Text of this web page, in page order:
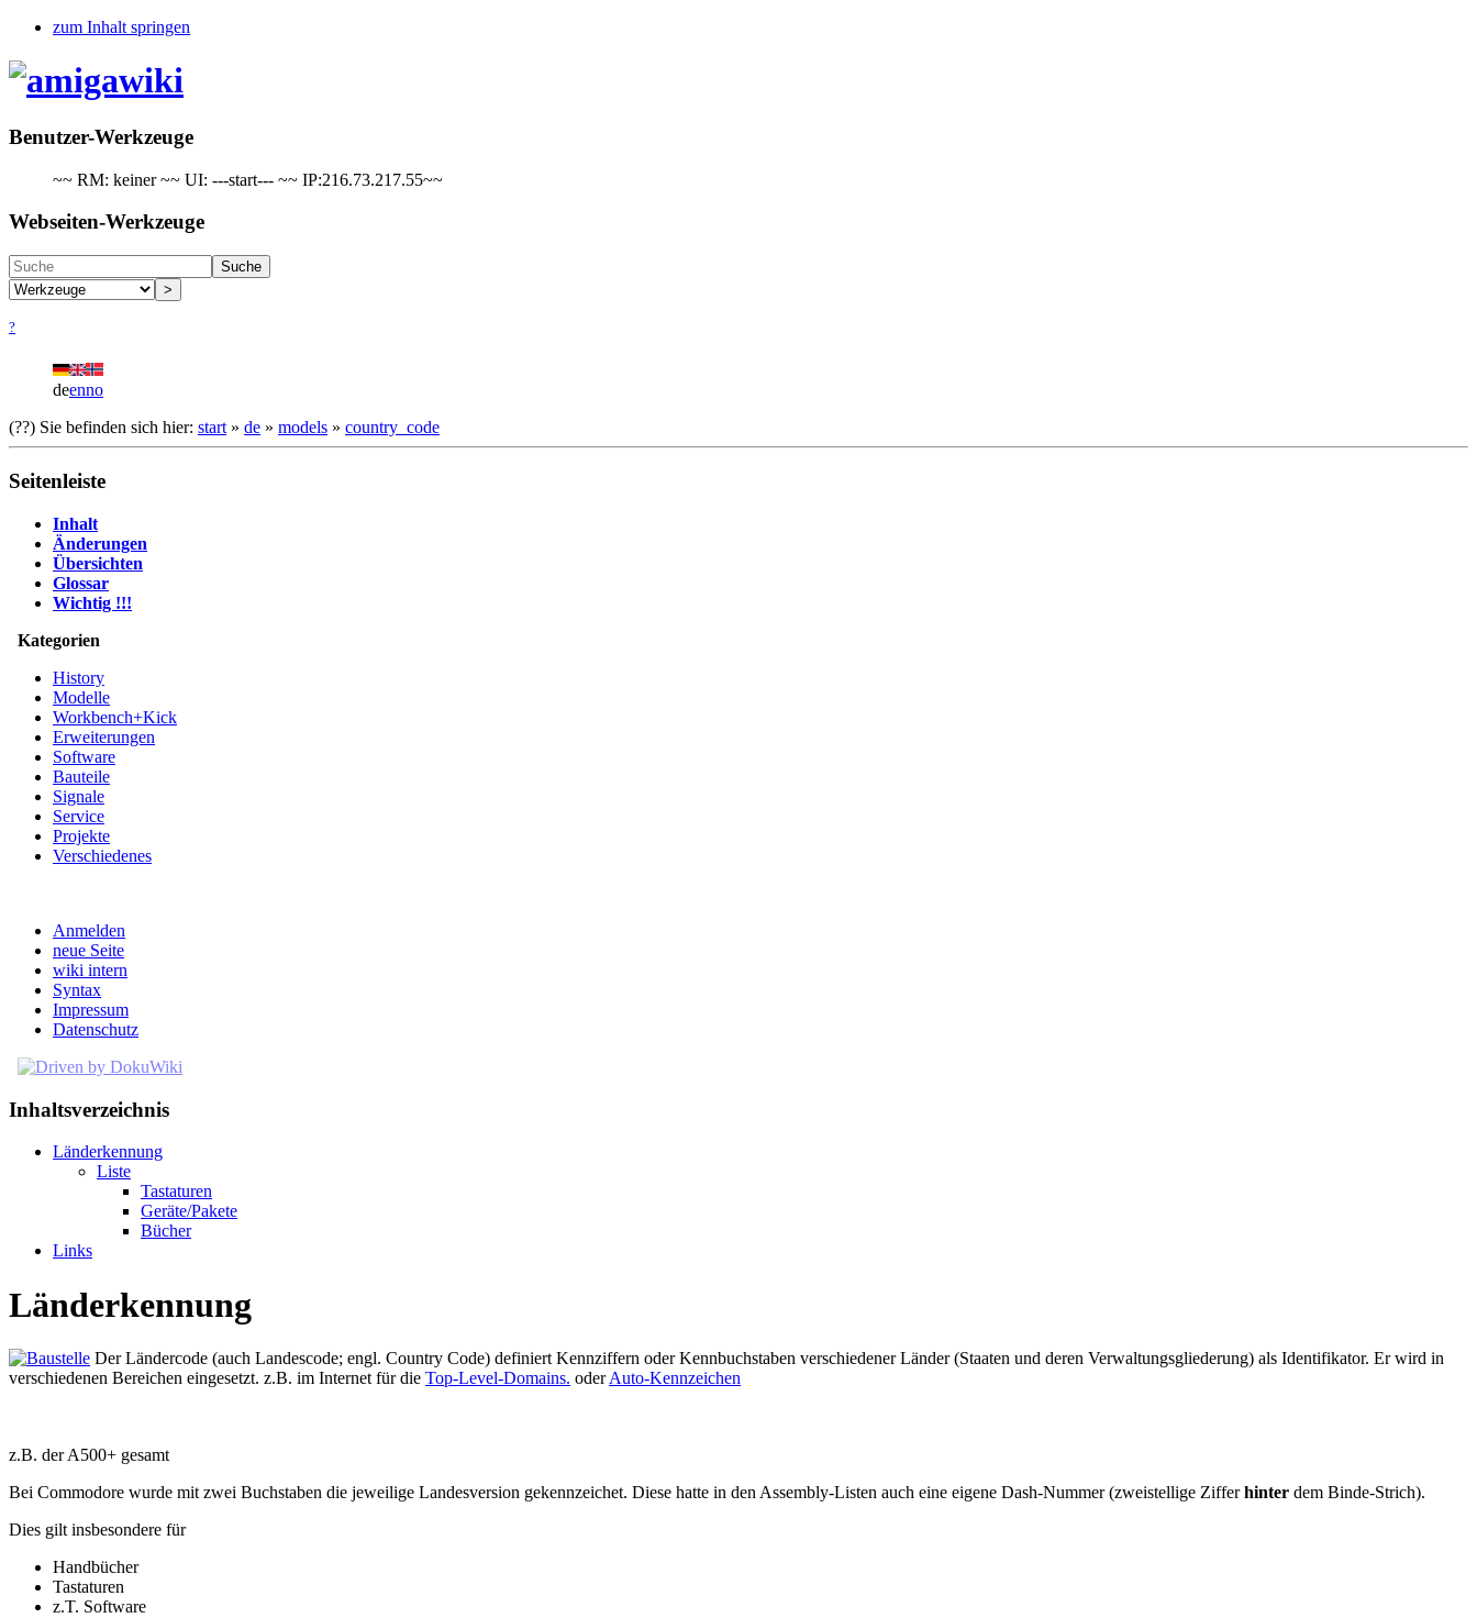
zum Inhalt springen
Benutzer-Werkzeuge
~~ RM: keiner ~~ UI: ---start--- ~~ IP:216.73.217.55~~
Webseiten-Werkzeuge
Suche
>
?
deenno
(??) Sie befinden sich hier: start » de » models » country_code
Seitenleiste
Inhalt
Änderungen
Übersichten
Glossar
Wichtig !!!
Kategorien
History
Modelle
Workbench+Kick
Erweiterungen
Software
Bauteile
Signale
Service
Projekte
Verschiedenes
Anmelden
neue Seite
wiki intern
Syntax
Impressum
Datenschutz
Inhaltsverzeichnis
Länderkennung
Liste
Tastaturen
Geräte/Pakete
Bücher
Links
Länderkennung
Der Ländercode (auch Landescode; engl. Country Code) definiert Kennziffern oder Kennbuchstaben verschiedener Länder (Staaten und deren Verwaltungsgliederung) als Identifikator. Er wird in
verschiedenen Bereichen eingesetzt. z.B. im Internet für die Top-Level-Domains. oderAuto-Kennzeichen
z.B. der A500+ gesamt
Bei Commodore wurde mit zwei Buchstaben die jeweilige Landesversion gekennzeichet. Diese hatte in den Assembly-Listen auch eine eigene Dash-Nummer (zweistellige Zifferhinter dem Binde-Strich).
Dies gilt insbesondere für
Handbücher
Tastaturen
z.T. Software